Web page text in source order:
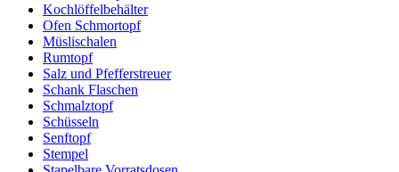
Kochlöffelbehälter
Ofen Schmortopf
Müslischalen
Rumtopf
Salz und Pfefferstreuer
Schank Flaschen
Schmalztopf
Schüsseln
Senftopf
Stempel